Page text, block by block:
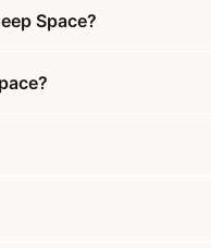
Space?